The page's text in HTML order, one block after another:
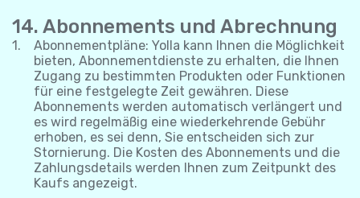
14. Abonnements und Abrechnung
Abonnementpläne: Yolla kann Ihnen die Möglichkeit
bieten, Abonnementdienste zu erhalten, die Ihnen
Zugang zu bestimmten Produkten oder Funktionen
für eine festgelegte Zeit gewähren. Diese
Abonnements werden automatisch verlängert und
es wird regelmäßig eine wiederkehrende Gebühr
erhoben, es sei denn, Sie entscheiden sich zur
Stornierung. Die Kosten des Abonnements und die
Zahlungsdetails werden Ihnen zum Zeitpunkt des
Kaufs angezeigt.